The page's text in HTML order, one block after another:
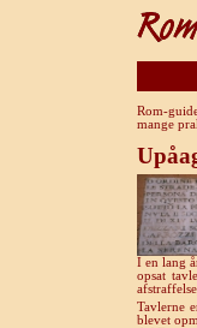
Rom-
mange
I en lang
opsat
Tavlerne
blevet